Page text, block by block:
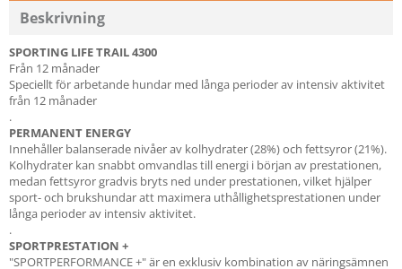
Beskrivning
SPORTING LIFE TRAIL 4300
Från 12 månader
Speciellt för arbetande hundar med långa perioder av intensiv aktivitet
från 12 månader
.
PERMANENT ENERGY
Innehåller balanserade nivåer av kolhydrater (28%) och fettsyror (21%).
Kolhydrater kan snabbt omvandlas till energi i början av prestationen,
medan fettsyror gradvis bryts ned under prestationen, vilket hjälper
sport- och brukshundar att maximera uthållighetsprestationen under
långa perioder av intensiv aktivitet.
.
SPORTPRESTATION +
"SPORTPERFORMANCE +" är en exklusiv kombination av näringsämnen